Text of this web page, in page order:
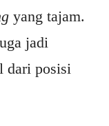
yang tajam.
jadi
dari posisi